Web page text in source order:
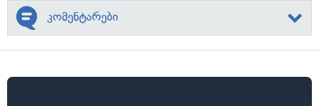
კომენტარები